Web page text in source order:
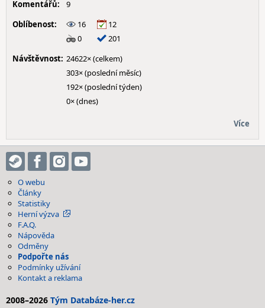
Komentářů:
9
Oblíbenost:
16
12
0
201
Návštěvnost: 24622× (celkem)
303× (poslední měsíc)
192× (poslední týden)
0× (dnes)
Více
O webu
Články
Statistiky
Herní výzva
F.A.Q.
Nápověda
Odměny
Podpořte nás
Podmínky užívání
Kontakt a reklama
2008–2026 Tým Databáze-her.cz